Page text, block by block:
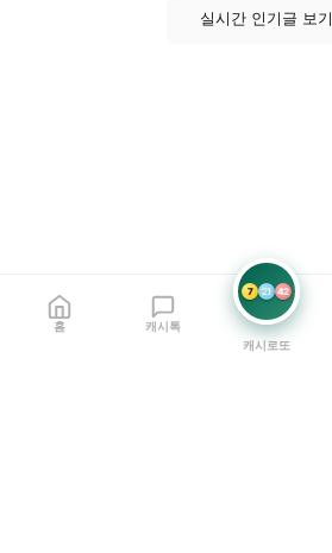
실시간 인기글 보기
홈 캐시톡
7 21 42
캐시로또